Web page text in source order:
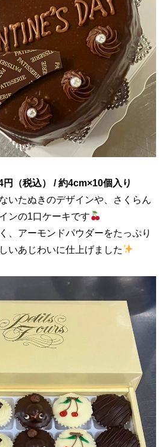
（税込） / 約4cm×10個入り
いたぬきのデザインや、さくらん
ンの1口ケーキです
、アーモンドパウダーをたっぷり
いあじわいに仕上げました